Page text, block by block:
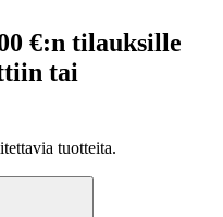
€:n tilauksille
tai
tuotteita.